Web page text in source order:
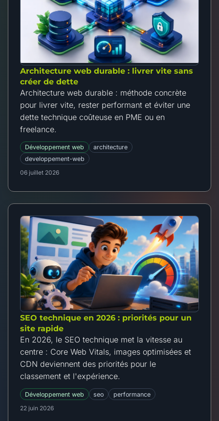
Architecture web durable : livrer vite sans
créer de dette
Architecture web durable : méthode concrète
pour livrer vite, rester performant et éviter une
dette technique coûteuse en PME ou en
freelance.
Développement web
architecture
developpement-web
06 juillet 2026
SEO technique en 2026 : priorités pour un
site rapide
En 2026, le SEO technique met la vitesse au
centre : Core Web Vitals, images optimisées et
CDN deviennent des priorités pour le
classement et l'expérience.
Développement web seo
performance
22 juin 2026